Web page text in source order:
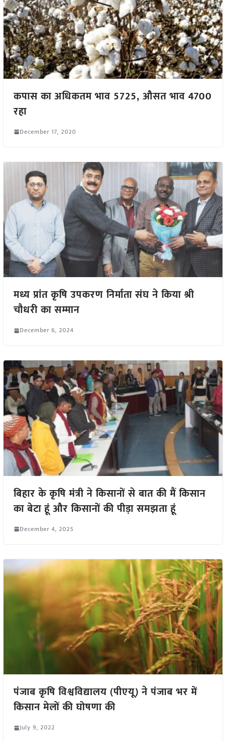
कपास का अधिकतम भाव 5725, औसत भाव 4700
रहा
December 17, 2020
मध्य प्रांत कृषि उपकरण निर्माता संघ ने किया श्री
चौधरी का सम्मान
December 6, 2024
बिहार के कृषि मंत्री ने किसानों से बात की मैं किसान
का बेटा हूं और किसानों की पीड़ा समझता हूं
December 4, 2025
पंजाब कृषि विश्वविद्यालय (पीएयू) ने पंजाब भर में
किसान मेलों की घोषणा की
July 9, 2022